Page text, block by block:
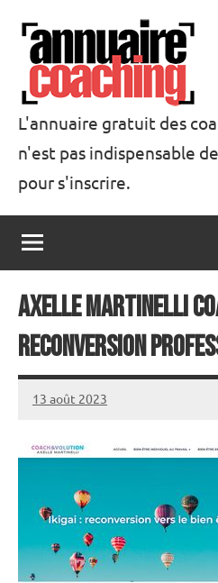
contenu
Annuaire
Coaching
L'annuaire gratuit des
n'est pas indispensable
pour s'inscrire.
Axelle Martinelli
reconversion
13 août 2023
annuairecoaching